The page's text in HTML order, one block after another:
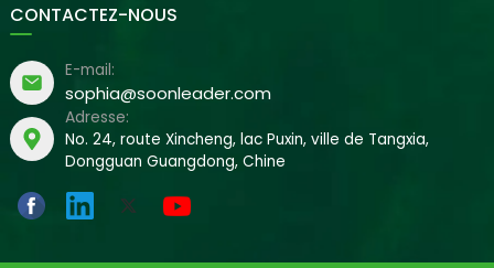
CONTACTEZ-NOUS
E-mail:
sophia@soonleader.com
Adresse:
No. 24, route Xincheng, lac Puxin, ville de Tangxia,
Dongguan Guangdong, Chine